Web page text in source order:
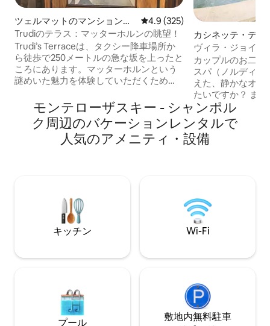
ツェルマットのマンション・
アパート
レビュー325件、5つ星中4.9つ
4.9 (325)
Trudiのテラス：マッターホルンの眺望！
Trudi’s Terraceは、タクシー降車場所か
ら徒歩で250メートルの急な坂を上ったと
ころにあります。マッターホルンという
謎めいた魅力を体験していただくため
Trudi's Terraceには、居心地がよく快適
でスタイリッシュな寝室が3つあります。
モダンなバスルームが2室あります。キッ
チンはアパートの中心部にあります。私
たちが集まって料理をしたり、食事をし
より景色が一時的に変わりました。
カシネッテ・ディ
一軒家
ヴィラ・ジョイ
サウナ 専用
カップルのお二人
スパ（ノルディッ
えた、静かなオ
たいですか？ ま
とときですか？
とも記念日のた
のプレゼントと
か？ VILLA GIO'
そして癒しのひと
い。 完全に独立
れ、ゲスト専用で
モンテローザスキー - シャンポル
ク⁠周⁠辺⁠のバ⁠ケ⁠ー⁠シ⁠ョ⁠ン⁠レ⁠ン⁠タ⁠ル⁠で
人⁠気⁠のア⁠メ⁠ニ⁠テ⁠ィ⁠・⁠設⁠備
キッチン Wi-Fi
プール
敷地内無料駐⁠車